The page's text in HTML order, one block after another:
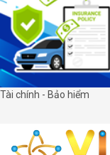
Tài chính - Bảo hiểm